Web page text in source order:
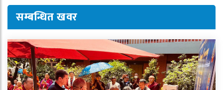
सम्बन्धित खवर